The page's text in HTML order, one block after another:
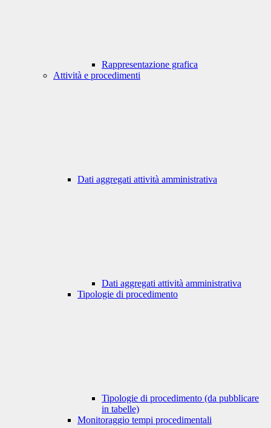
Rappresentazione grafica
Attività e procedimenti
Dati aggregati attività amministrativa
Dati aggregati attività amministrativa
Tipologie di procedimento
Tipologie di procedimento (da pubblicare
in tabelle)
Monitoraggio tempi procedimentali